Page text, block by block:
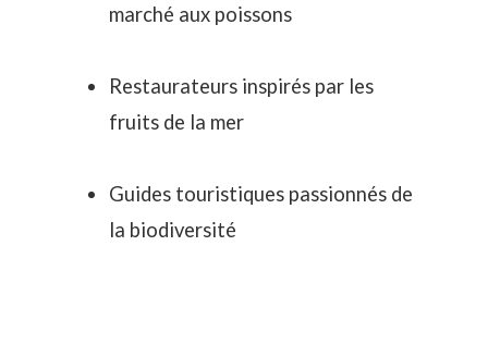
marché aux poissons
Restaurateurs inspirés par les
fruits de la mer
Guides touristiques passionnés de
la biodiversité